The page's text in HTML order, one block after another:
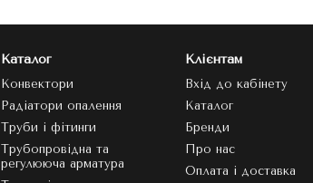
Каталог
Конвектори
Радіатори опалення
Труби і фітинги
Трубопровідна та
регулююча арматура
Клієнтам
Вхід до кабінету
Каталог
Бренди
Про нас
Оплата і доставка